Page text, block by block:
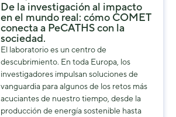
De la investigación al impacto
en el mundo real: cómo COMET
conecta a PeCATHS con la
sociedad.
El laboratorio es un centro de
descubrimiento. En toda Europa, los
investigadores impulsan soluciones de
vanguardia para algunos de los retos más
acuciantes de nuestro tiempo, desde la
producción de energía sostenible hasta